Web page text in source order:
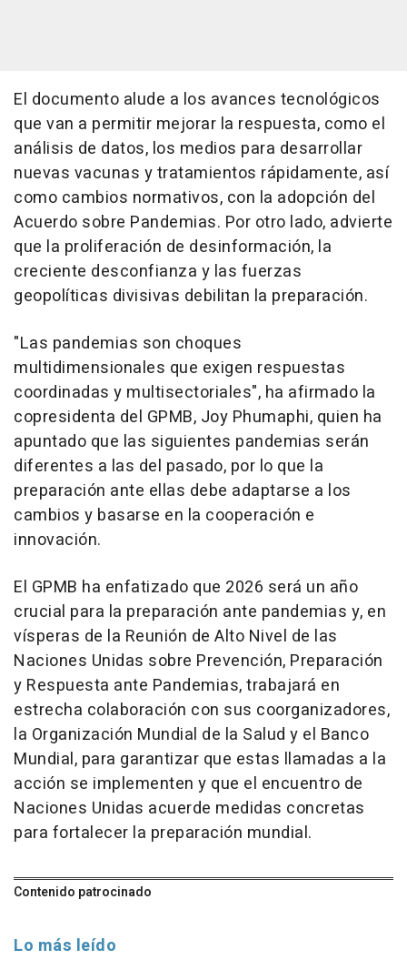
El documento alude a los avances tecnológicos
que van a permitir mejorar la respuesta, como el
análisis de datos, los medios para desarrollar
nuevas vacunas y tratamientos rápidamente, así
como cambios normativos, con la adopción del
Acuerdo sobre Pandemias. Por otro lado, advierte
que la proliferación de desinformación, la
creciente desconfianza y las fuerzas
geopolíticas divisivas debilitan la preparación.
"Las pandemias son choques
multidimensionales que exigen respuestas
coordinadas y multisectoriales", ha afirmado la
copresidenta del GPMB, Joy Phumaphi, quien ha
apuntado que las siguientes pandemias serán
diferentes a las del pasado, por lo que la
preparación ante ellas debe adaptarse a los
cambios y basarse en la cooperación e
innovación.
El GPMB ha enfatizado que 2026 será un año
crucial para la preparación ante pandemias y, en
vísperas de la Reunión de Alto Nivel de las
Naciones Unidas sobre Prevención, Preparación
y Respuesta ante Pandemias, trabajará en
estrecha colaboración con sus coorganizadores,
la Organización Mundial de la Salud y el Banco
Mundial, para garantizar que estas llamadas a la
acción se implementen y que el encuentro de
Naciones Unidas acuerde medidas concretas
para fortalecer la preparación mundial.
Contenido patrocinado
Lo más leído